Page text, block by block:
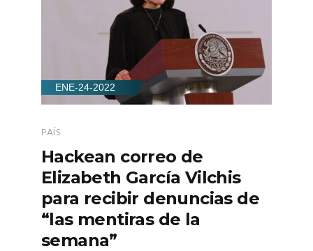
ENE-24-2022
PAÍS
Hackean correo de
Elizabeth García Vilchis
para recibir denuncias de
“las mentiras de la
semana”